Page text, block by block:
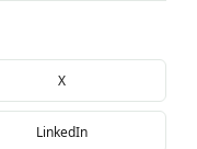
X
LinkedIn